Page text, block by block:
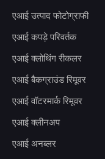
एआई उत्पाद फोटोग्राफी
एआई कपड़े परिवर्तक
एआई क्लोथिंग रीकलर
एआई बैकग्राउंड रिमूवर
एआई वॉटरमार्क रिमूवर
एआई क्लीनअप
एआई अनब्लर